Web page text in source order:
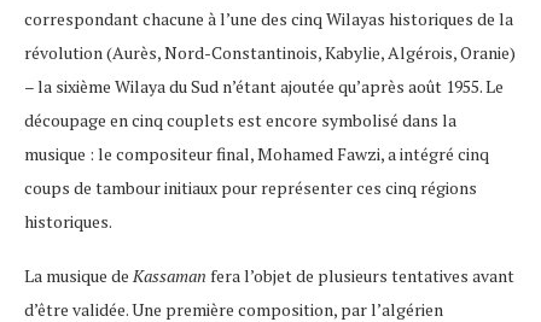
correspondant chacune à l’une des cinq Wilayas historiques de la
révolution (Aurès, Nord-Constantinois, Kabylie, Algérois, Oranie)
– la sixième Wilaya du Sud n’étant ajoutée qu’après août 1955​. Le
découpage en cinq couplets est encore symbolisé dans la
musique : le compositeur final, Mohamed Fawzi, a intégré cinq
coups de tambour initiaux pour représenter ces cinq régions
historiques​.
La musique de Kassaman fera l’objet de plusieurs tentatives avant
d’être validée. Une première composition, par l’algérien